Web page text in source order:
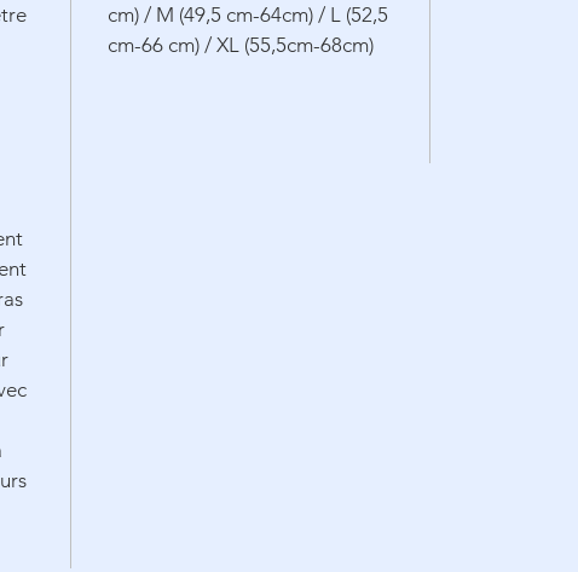
cm) / M (49,5 cm-64cm) / L (52,5
cm-66 cm) / XL (55,5cm-68cm)